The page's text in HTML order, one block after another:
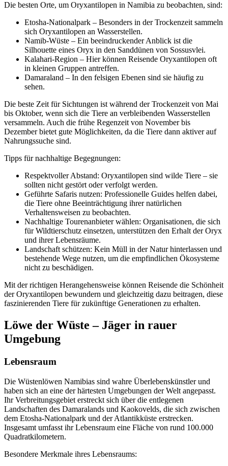
Die besten Orte, um Oryxantilopen in Namibia zu beobachten, sind:
Etosha-Nationalpark – Besonders in der Trockenzeit sammeln
sich Oryxantilopen an Wasserstellen.
Namib-Wüste – Ein beeindruckender Anblick ist die
Silhouette eines Oryx in den Sanddünen von Sossusvlei.
Kalahari-Region – Hier können Reisende Oryxantilopen oft
in kleinen Gruppen antreffen.
Damaraland – In den felsigen Ebenen sind sie häufig zu
sehen.
Die beste Zeit für Sichtungen ist während der Trockenzeit von Mai
bis Oktober, wenn sich die Tiere an verbleibenden Wasserstellen
versammeln. Auch die frühe Regenzeit von November bis
Dezember bietet gute Möglichkeiten, da die Tiere dann aktiver auf
Nahrungssuche sind.
Tipps für nachhaltige Begegnungen:
Respektvoller Abstand: Oryxantilopen sind wilde Tiere – sie
sollten nicht gestört oder verfolgt werden.
Geführte Safaris nutzen: Professionelle Guides helfen dabei,
die Tiere ohne Beeinträchtigung ihrer natürlichen
Verhaltensweisen zu beobachten.
Nachhaltige Tourenanbieter wählen: Organisationen, die sich
für Wildtierschutz einsetzen, unterstützen den Erhalt der Oryx
und ihrer Lebensräume.
Landschaft schützen: Kein Müll in der Natur hinterlassen und
bestehende Wege nutzen, um die empfindlichen Ökosysteme
nicht zu beschädigen.
Mit der richtigen Herangehensweise können Reisende die Schönheit
der Oryxantilopen bewundern und gleichzeitig dazu beitragen, diese
faszinierenden Tiere für zukünftige Generationen zu erhalten.
Löwe der Wüste – Jäger in rauer
Umgebung
Lebensraum
Die Wüstenlöwen Namibias sind wahre Überlebenskünstler und
haben sich an eine der härtesten Umgebungen der Welt angepasst.
Ihr Verbreitungsgebiet erstreckt sich über die entlegenen
Landschaften des Damaralands und Kaokovelds, die sich zwischen
dem Etosha-Nationalpark und der Atlantikküste erstrecken.
Insgesamt umfasst ihr Lebensraum eine Fläche von rund 100.000
Quadratkilometern.
Besondere Merkmale ihres Lebensraums: